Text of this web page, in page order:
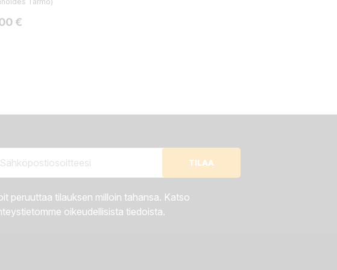
€
peruuttaa tilauksen milloin tahansa. Katso
oikeudellisista tiedoista.